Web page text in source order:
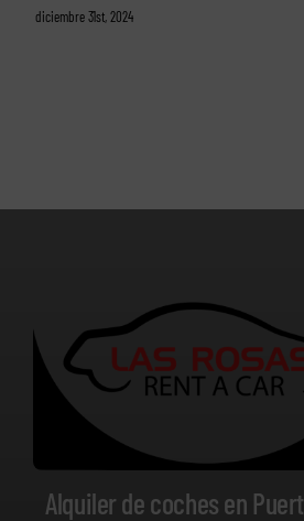
diciembre 31st, 2024
Alquiler de coches en